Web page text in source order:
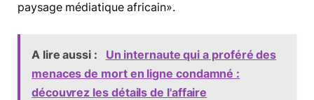
paysage médiatique africain».
A lire aussi :
Un internaute qui a proféré des
menaces de mort en ligne condamné :
découvrez les détails de l'affaire